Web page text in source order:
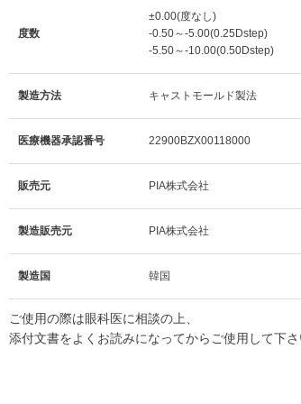
度数
±0.00(度なし)
-0.50～-5.00(0.25Dstep)
-5.50～-10.00(0.50Dstep)
製造方法 キャストモールド製法
医療機器承認番号 22900BZX00118000
販売元 PIA株式会社
製造販売元 PIA株式会社
製造国 韓国
ご使用の際は眼科医に相談の上、
添付文書をよくお読みになってからご使用して下